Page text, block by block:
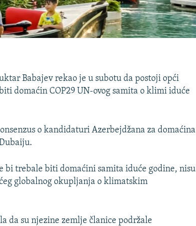
Babajev rekao je u subotu da postoji opći
domaćin COP29 UN-ovog samita o klimi iduće
o kandidaturi Azerbejdžana za domaćina
bi trebale biti domaćini samita iduće godine, nisu
globalnog okupljanja o klimatskim
da su njezine zemlje članice podržale